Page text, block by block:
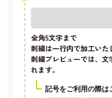
全角5文字まで
刺繍は一行内で加工いた
刺繍プレビューでは、
れます。
記号をご利用の際は